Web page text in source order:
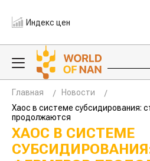
Индекс цен
Главная
Новости
Хаос в системе субсидирования:
продолжаются
ХАОС В СИСТЕМЕ